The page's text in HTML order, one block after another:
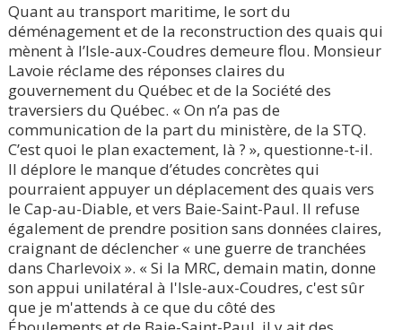
Quant au transport maritime, le sort du
déménagement et de la reconstruction des quais qui
mènent à l’Isle-aux-Coudres demeure flou. Monsieur
Lavoie réclame des réponses claires du
gouvernement du Québec et de la Société des
traversiers du Québec. « On n’a pas de
communication de la part du ministère, de la STQ.
C’est quoi le plan exactement, là ? », questionne-t-il.
Il déplore le manque d’études concrètes qui
pourraient appuyer un déplacement des quais vers
le Cap-au-Diable, et vers Baie-Saint-Paul. Il refuse
également de prendre position sans données claires,
craignant de déclencher « une guerre de tranchées
dans Charlevoix ». « Si la MRC, demain matin, donne
son appui unilatéral à l'Isle-aux-Coudres, c'est sûr
que je m'attends à ce que du côté des